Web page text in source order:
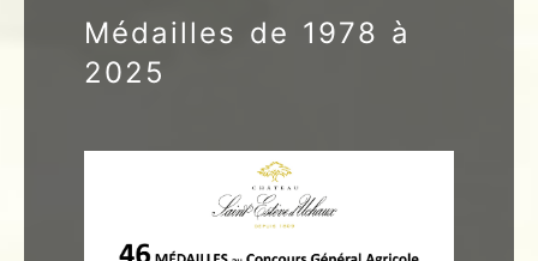
Médailles de 1978 à
2025